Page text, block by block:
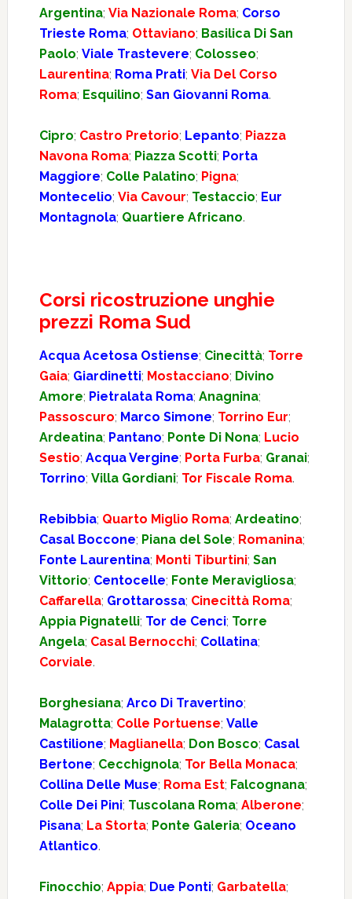
Argentina; Via Nazionale Roma; Corso
Trieste Roma; Ottaviano; Basilica Di San
Paolo; Viale Trastevere; Colosseo;
Laurentina; Roma Prati; Via Del Corso
Roma; Esquilino; San Giovanni Roma.
Cipro; Castro Pretorio; Lepanto; Piazza
Navona Roma; Piazza Scotti; Porta
Maggiore; Colle Palatino; Pigna;
Montecelio; Via Cavour; Testaccio; Eur
Montagnola; Quartiere Africano.
Corsi ricostruzione unghie
prezzi Roma Sud
Acqua Acetosa Ostiense; Cinecittà; Torre
Gaia; Giardinetti; Mostacciano; Divino
Amore; Pietralata Roma; Anagnina;
Passoscuro; Marco Simone; Torrino Eur;
Ardeatina; Pantano; Ponte Di Nona; Lucio
Sestio; Acqua Vergine; Porta Furba; Granai;
Torrino; Villa Gordiani; Tor Fiscale Roma.
Rebibbia; Quarto Miglio Roma; Ardeatino;
Casal Boccone; Piana del Sole; Romanina;
Fonte Laurentina; Monti Tiburtini; San
Vittorio; Centocelle; Fonte Meravigliosa;
Caffarella; Grottarossa; Cinecittà Roma;
Appia Pignatelli; Tor de Cenci; Torre
Angela; Casal Bernocchi; Collatina;
Corviale.
Borghesiana; Arco Di Travertino;
Malagrotta; Colle Portuense; Valle
Castilione; Maglianella; Don Bosco; Casal
Bertone; Cecchignola; Tor Bella Monaca;
Collina Delle Muse; Roma Est; Falcognana;
Colle Dei Pini; Tuscolana Roma; Alberone;
Pisana; La Storta; Ponte Galeria; Oceano
Atlantico.
Finocchio; Appia; Due Ponti; Garbatella;